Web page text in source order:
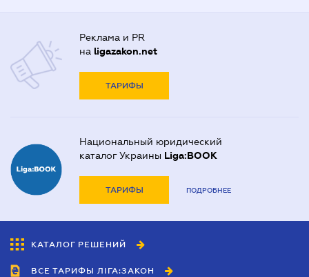
Реклама и PR
на ligazakon.net
ТАРИФЫ
Национальный юридический
каталог Украины Liga:BOOK
ТАРИФЫ ПОДРОБНЕЕ
КАТАЛОГ РЕШЕНИЙ
ВСЕ ТАРИФЫ ЛІГА:ЗАКОН